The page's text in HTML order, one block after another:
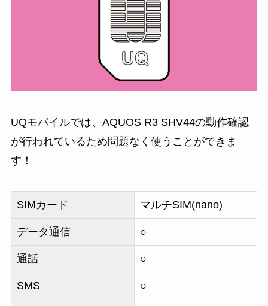
UQモバイルでは、AQUOS R3 SHV44の動作確認
が行われているため問題なく使うことができま
す ！
SIMカード マルチSIM(nano)
データ通信 ○
通話 ○
SMS ○